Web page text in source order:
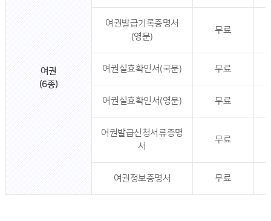
여권
(6종)
여권발급기록증명서
(영문)
무료
여권실효확인서(국문) 무료
여권실효확인서(영문) 무료
여권발급신청서류증명
서
무료
여권정보증명서 무료